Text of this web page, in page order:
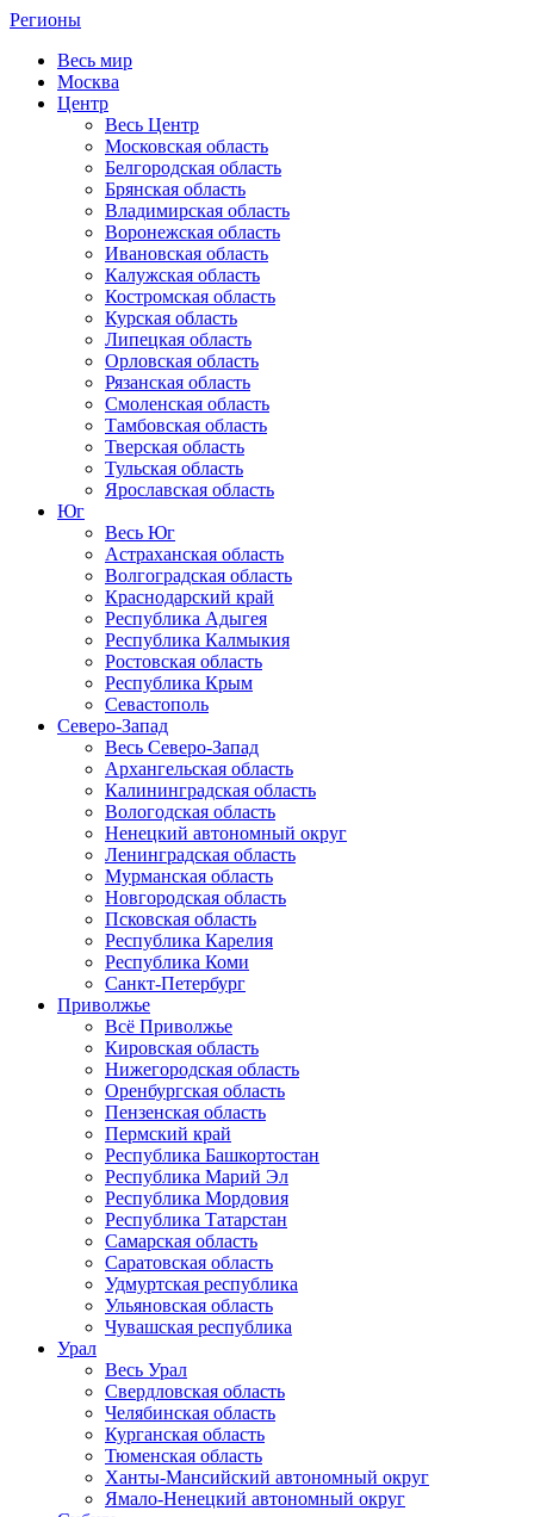
Регионы
Весь мир
Москва
Центр
Весь Центр
Московская область
Белгородская область
Брянская область
Владимирская область
Воронежская область
Ивановская область
Калужская область
Костромская область
Курская область
Липецкая область
Орловская область
Рязанская область
Смоленская область
Тамбовская область
Тверская область
Тульская область
Ярославская область
Юг
Весь Юг
Астраханская область
Волгоградская область
Краснодарский край
Республика Адыгея
Республика Калмыкия
Ростовская область
Республика Крым
Севастополь
Северо-Запад
Весь Северо-Запад
Архангельская область
Калининградская область
Вологодская область
Ненецкий автономный округ
Ленинградская область
Мурманская область
Новгородская область
Псковская область
Республика Карелия
Республика Коми
Санкт-Петербург
Приволжье
Всё Приволжье
Кировская область
Нижегородская область
Оренбургская область
Пензенская область
Пермский край
Республика Башкортостан
Республика Марий Эл
Республика Мордовия
Республика Татарстан
Самарская область
Саратовская область
Удмуртская республика
Ульяновская область
Чувашская республика
Урал
Весь Урал
Свердловская область
Челябинская область
Курганская область
Тюменская область
Ханты-Мансийский автономный округ
Ямало-Ненецкий автономный округ